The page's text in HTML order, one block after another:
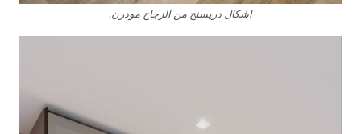
اشكال دريسنج من الزجاج مودرن.